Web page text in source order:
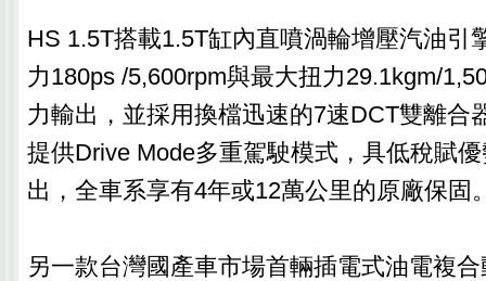
HS 1.5T搭載1.5T缸內直噴渦輪增壓汽油引
力180ps /5,600rpm與最大扭力29.1kgm/
力輸出，並採用換檔迅速的7速DCT雙離合
提供Drive Mode多重駕駛模式，具低稅賦
出，全車系享有4年或12萬公里的原廠保固
另一款台灣國產車市場首輛插電式油電複